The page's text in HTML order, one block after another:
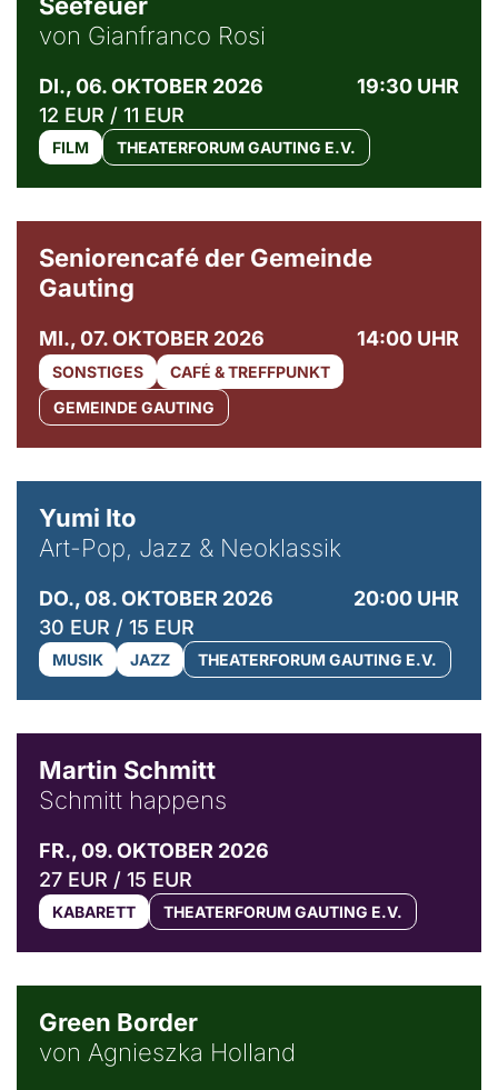
von Gianfranco Rosi
DI., 06. OKTOBER 2026
19:30 UHR
12 EUR / 11 EUR
FILM THEATERFORUM GAUTING E.V.
Seniorencafé der Gemeinde
Gauting
MI., 07. OKTOBER 2026 14:00 UHR
SONSTIGES
CAFÉ & TREFFPUNKT
GEMEINDE GAUTING
Yumi Ito
Art-Pop, Jazz & Neoklassik
DO., 08. OKTOBER 2026
20:00 UHR
30 EUR / 15 EUR
MUSIK JAZZ THEATERFORUM GAUTING E.V.
Martin Schmitt
Schmitt happens
FR., 09. OKTOBER 2026
27 EUR / 15 EUR
KABARETT THEATERFORUM GAUTING E.V.
Green Border
von Agnieszka Holland